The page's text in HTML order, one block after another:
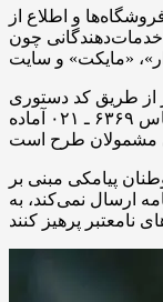
و اطلاع از
خدمات‌دهندگانی چون
از طریق کد دستوری
#۱۴۶۳*۵۰۰* فراهم شده است. مرکز تماس ۶۳۶۹ ـ ۰۲۱ آماده
پیامکی مبنی بر
ارسال نمی‌کند، به